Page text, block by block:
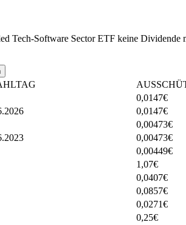
Tech-Software Sector ETF keine
0,0147€
0,0147€
0,00473€
0,00473€
0,00449€
1,07€
0,0407€
0,0857€
0,0271€
0,25€